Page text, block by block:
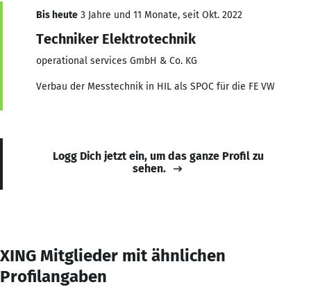
Bis heute 3 Jahre und 11 Monate, seit Okt. 2022
Techniker Elektrotechnik
operational services GmbH & Co. KG
Verbau der Messtechnik in HIL als SPOC für die FE VW
Logg Dich jetzt ein, um das ganze Profil zu
sehen.
XING Mitglieder mit ähnlichen
Profilangaben